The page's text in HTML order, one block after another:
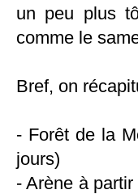
un peu plus
comme le
Bref, on
- Forêt de la
jours)
- Arène à